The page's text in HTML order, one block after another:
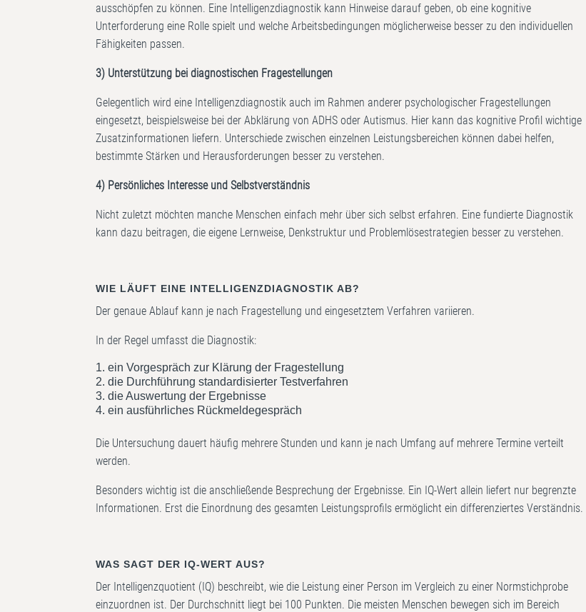
ausschöpfen zu können. Eine Intelligenzdiagnostik kann Hinweise darauf geben, ob eine kognitive
Unterforderung eine Rolle spielt und welche Arbeitsbedingungen möglicherweise besser zu den individuellen
Fähigkeiten passen.
3) Unterstützung bei diagnostischen Fragestellungen
Gelegentlich wird eine Intelligenzdiagnostik auch im Rahmen anderer psychologischer Fragestellungen
eingesetzt, beispielsweise bei der Abklärung von ADHS oder Autismus. Hier kann das kognitive Profil wichtige
Zusatzinformationen liefern. Unterschiede zwischen einzelnen Leistungsbereichen können dabei helfen,
bestimmte Stärken und Herausforderungen besser zu verstehen.
4) Persönliches Interesse und Selbstverständnis
Nicht zuletzt möchten manche Menschen einfach mehr über sich selbst erfahren. Eine fundierte Diagnostik
kann dazu beitragen, die eigene Lernweise, Denkstruktur und Problemlösestrategien besser zu verstehen.
WIE LÄUFT EINE INTELLIGENZDIAGNOSTIK AB?
Der genaue Ablauf kann je nach Fragestellung und eingesetztem Verfahren variieren.
In der Regel umfasst die Diagnostik:
ein Vorgespräch zur Klärung der Fragestellung
die Durchführung standardisierter Testverfahren
die Auswertung der Ergebnisse
ein ausführliches Rückmeldegespräch
Die Untersuchung dauert häufig mehrere Stunden und kann je nach Umfang auf mehrere Termine verteilt
werden.
Besonders wichtig ist die anschließende Besprechung der Ergebnisse. Ein IQ-Wert allein liefert nur begrenzte
Informationen. Erst die Einordnung des gesamten Leistungsprofils ermöglicht ein differenziertes Verständnis.
WAS SAGT DER IQ-WERT AUS?
Der Intelligenzquotient (IQ) beschreibt, wie die Leistung einer Person im Vergleich zu einer Normstichprobe
einzuordnen ist. Der Durchschnitt liegt bei 100 Punkten. Die meisten Menschen bewegen sich im Bereich